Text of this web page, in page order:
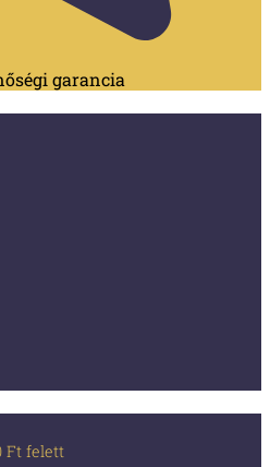
garancia
Ft felett